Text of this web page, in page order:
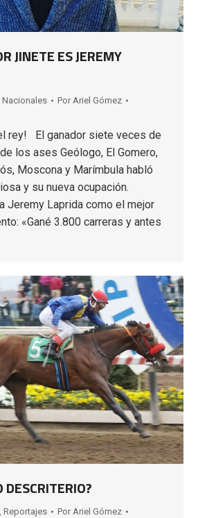
JINETE ES JEREMY
Por Ariel Gómez
rey! El ganador siete veces de
los ases Geólogo, El Gomero,
Moscona y Marímbula habló
y su nueva ocupación.
Jeremy Laprida como el mejor
«Gané 3.800 carreras y antes
, Reportajes Por Ariel Gómez